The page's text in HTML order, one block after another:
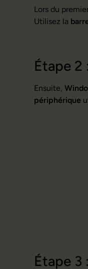
Lors du
Utilisez la
Étape 2
Ensuite,
périphérique
Étape 3